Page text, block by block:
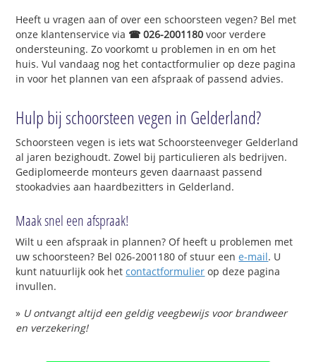
Heeft u vragen aan of over een schoorsteen vegen? Bel met
onze klantenservice via ☎ 026-2001180 voor verdere
ondersteuning. Zo voorkomt u problemen in en om het
huis. Vul vandaag nog het contactformulier op deze pagina
in voor het plannen van een afspraak of passend advies.
Hulp bij schoorsteen vegen in Gelderland?
Schoorsteen vegen is iets wat Schoorsteenveger Gelderland
al jaren bezighoudt. Zowel bij particulieren als bedrijven.
Gediplomeerde monteurs geven daarnaast passend
stookadvies aan haardbezitters in Gelderland.
Maak snel een afspraak!
Wilt u een afspraak in plannen? Of heeft u problemen met
uw schoorsteen? Bel 026-2001180 of stuur eene-mail. U
kunt natuurlijk ook hetcontactformulier op deze pagina
invullen.
» U ontvangt altijd een geldig veegbewijs voor brandweer
en verzekering!